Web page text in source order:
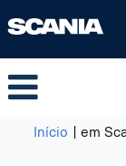
Início em